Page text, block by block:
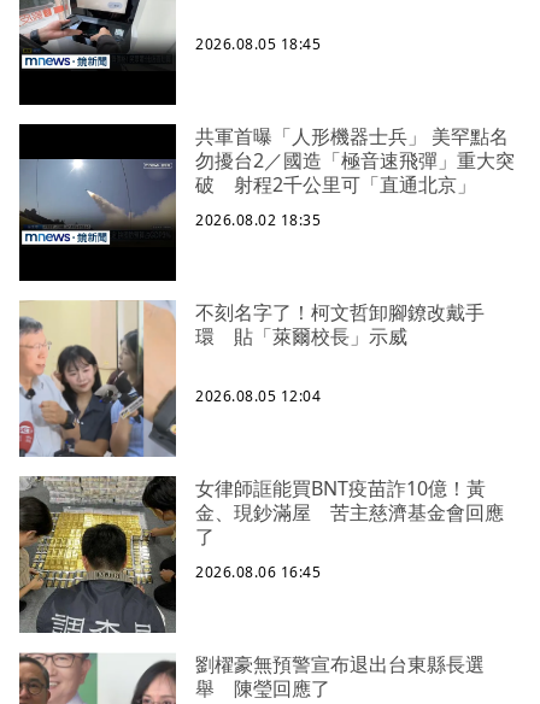
2026.08.05 18:45
共軍首曝「人形機器士兵」 美罕點名
勿擾台2／國造「極音速飛彈」重大突
破 射程2千公里可「直通北京」
2026.08.02 18:35
不刻名字了！柯文哲卸腳鐐改戴手
環 貼「萊爾校長」示威
2026.08.05 12:04
女律師誆能買BNT疫苗詐10億！黃
金、現鈔滿屋 苦主慈濟基金會回應
了
2026.08.06 16:45
劉櫂豪無預警宣布退出台東縣長選
舉 陳瑩回應了